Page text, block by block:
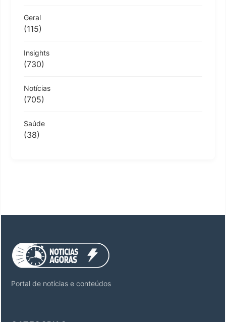
Geral
(115)
Insights
(730)
Notícias
(705)
Saúde
(38)
Portal de notícias e conteúdos